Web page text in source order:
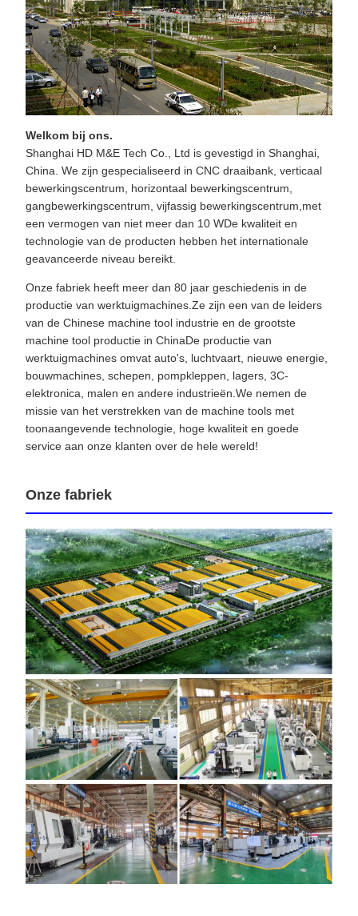
Welkom bij ons.
Shanghai HD M&E Tech Co., Ltd is gevestigd in Shanghai,
China. We zijn gespecialiseerd in CNC draaibank, verticaal
bewerkingscentrum, horizontaal bewerkingscentrum,
gangbewerkingscentrum, vijfassig bewerkingscentrum,met
een vermogen van niet meer dan 10 WDe kwaliteit en
technologie van de producten hebben het internationale
geavanceerde niveau bereikt.
Onze fabriek heeft meer dan 80 jaar geschiedenis in de
productie van werktuigmachines.Ze zijn een van de leiders
van de Chinese machine tool industrie en de grootste
machine tool productie in ChinaDe productie van
werktuigmachines omvat auto's, luchtvaart, nieuwe energie,
bouwmachines, schepen, pompkleppen, lagers, 3C-
elektronica, malen en andere industrieën.We nemen de
missie van het verstrekken van de machine tools met
toonaangevende technologie, hoge kwaliteit en goede
service aan onze klanten over de hele wereld!
Onze fabriek